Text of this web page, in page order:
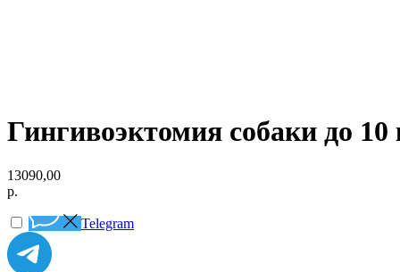
Гингивоэктомия собаки до 10
13090,00
р.
Telegram